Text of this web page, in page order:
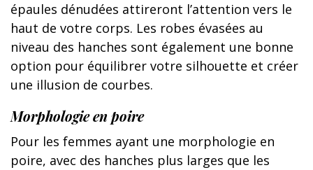
épaules dénudées attireront l’attention vers le
haut de votre corps. Les robes évasées au
niveau des hanches sont également une bonne
option pour équilibrer votre silhouette et créer
une illusion de courbes.
Morphologie en poire
Pour les femmes ayant une morphologie en
poire, avec des hanches plus larges que les